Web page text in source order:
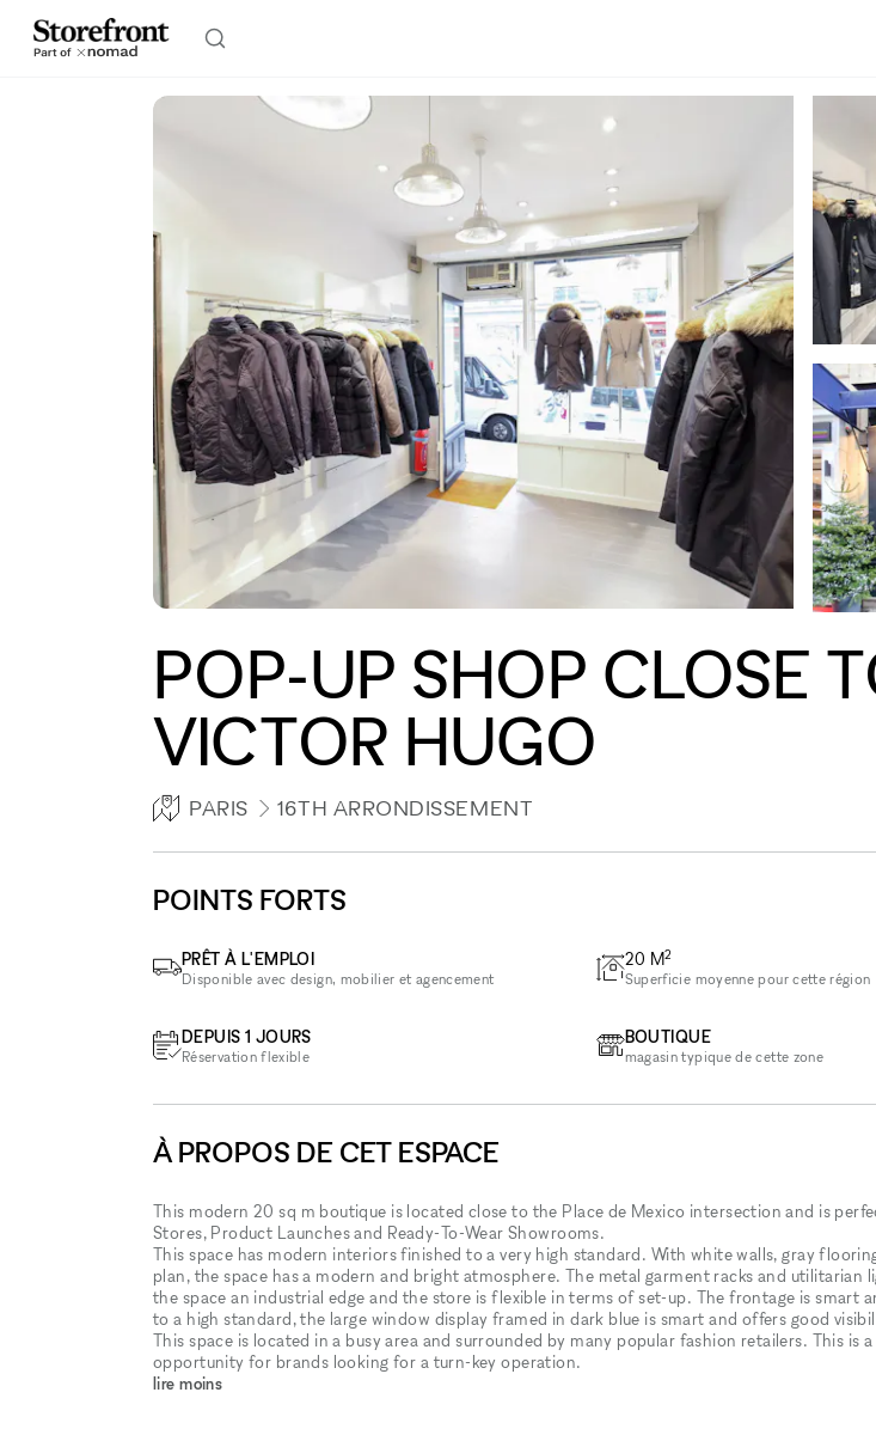
POP-UP SHOP CLOSE
VICTOR HUGO
PARIS 16TH ARRONDISSEMENT
POINTS FORTS
PRÊT À L'EMPLOI
Disponible avec design, mobilier et agencement
DEPUIS 1 JOURS
Réservation flexible
20 M2
Superficie moyenne pour cette région
BOUTIQUE
magasin typique de cette zone
À PROPOS DE CET ESPACE
This modern 20 sq m boutique is located close to the Place de Mexico intersection and is
Stores, Product Launches and Ready-To-Wear Showrooms.
This space has modern interiors finished to a very high standard. With white walls, gray
plan, the space has a modern and bright atmosphere. The metal garment racks and utilitarian
the space an industrial edge and the store is flexible in terms of set-up. The frontage is smart
to a high standard, the large window display framed in dark blue is smart and offers good
This space is located in a busy area and surrounded by many popular fashion retailers. This is
opportunity for brands looking for a turn-key operation.
lire moins